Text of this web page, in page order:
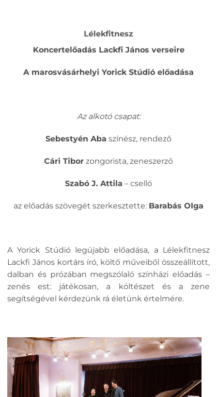
Lélekfitnesz
Koncertelőadás Lackfi János verseire
A marosvásárhelyi Yorick Stúdió előadása
Az alkotó csapat:
Sebestyén Aba színész, rendező
Cári Tibor zongorista, zeneszerző
Szabó J. Attila – cselló
az előadás szövegét szerkesztette: Barabás Olga
A Yorick Stúdió legújabb előadása, a Lélekfitnesz
Lackfi János kortárs író, költő műveiből összeállított,
dalban és prózában megszólaló színházi előadás –
zenés est: játékosan, a költészet és a zene
segítségével kérdezünk rá életünk értelmére.